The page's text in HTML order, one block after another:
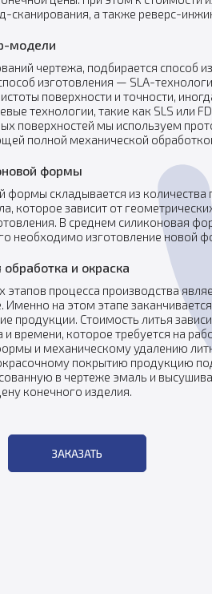
сканирования, а также реверс-
модели
чертежа, подбирается способ
изготовления — SLA-
поверхности и точности,
технологии, такие как SLS или
поверхностей мы используем
полной механической
формы
формы складывается из количества
которое зависит от
В среднем силиконовая
необходимо изготовление новой
и окраска
процесса производства
Именно на этом этапе
продукции. Стоимость литья
и времени, которое требуется на
и механическому удалению
покрытию продукцию
в чертеже эмаль и
конечного изделия.
ЗАКАЗАТЬ